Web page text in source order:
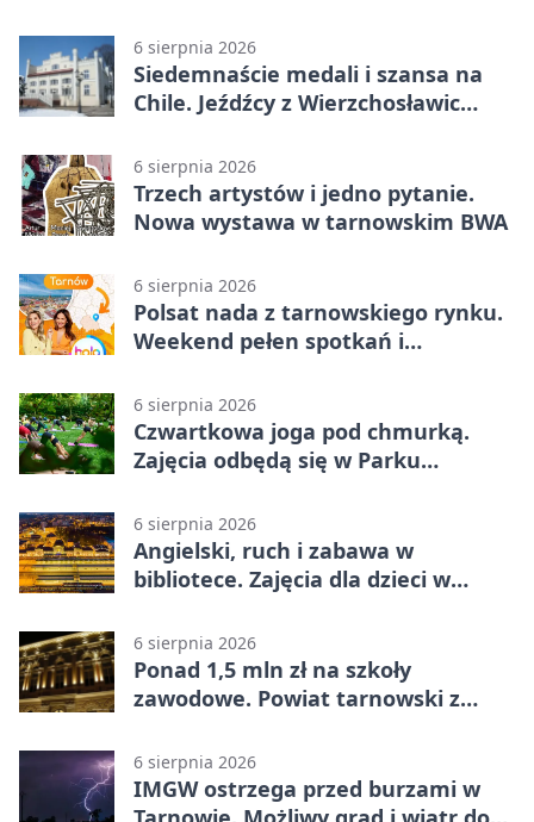
6 sierpnia 2026
Siedemnaście medali i szansa na
Chile. Jeźdźcy z Wierzchosławic
6 sierpnia 2026
Trzech artystów i jedno pytanie.
Nowa wystawa w tarnowskim BWA
6 sierpnia 2026
Polsat nada z tarnowskiego rynku.
Weekend pełen spotkań i
6 sierpnia 2026
Czwartkowa joga pod chmurką.
Zajęcia odbędą się w Parku
6 sierpnia 2026
Angielski, ruch i zabawa w
bibliotece. Zajęcia dla dzieci w
6 sierpnia 2026
Ponad 1,5 mln zł na szkoły
zawodowe. Powiat tarnowski z
6 sierpnia 2026
IMGW ostrzega przed burzami w